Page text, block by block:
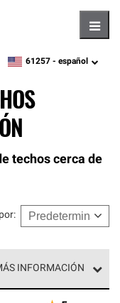
zipcode,language
61257 - español
techos cerca de
:
INFORMACIÓN